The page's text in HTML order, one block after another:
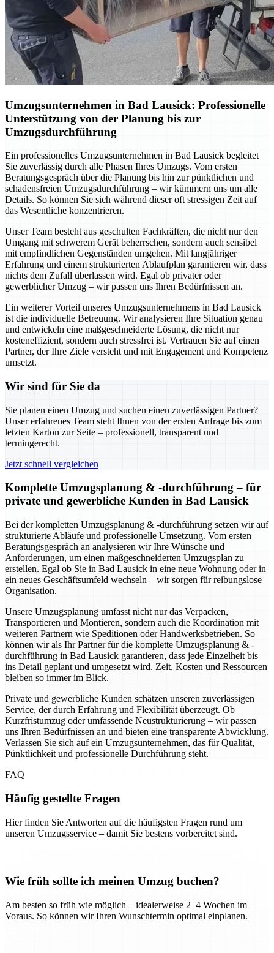
Umzugsunternehmen in Bad Lausick: Professionelle
Unterstützung von der Planung bis zur
Umzugsdurchführung
Ein professionelles Umzugsunternehmen in Bad Lausick begleitet
Sie zuverlässig durch alle Phasen Ihres Umzugs. Vom ersten
Beratungsgespräch über die Planung bis hin zur pünktlichen und
schadensfreien Umzugsdurchführung – wir kümmern uns um alle
Details. So können Sie sich während dieser oft stressigen Zeit auf
das Wesentliche konzentrieren.
Unser Team besteht aus geschulten Fachkräften, die nicht nur den
Umgang mit schwerem Gerät beherrschen, sondern auch sensibel
mit empfindlichen Gegenständen umgehen. Mit langjähriger
Erfahrung und einem strukturierten Ablaufplan garantieren wir, dass
nichts dem Zufall überlassen wird. Egal ob privater oder
gewerblicher Umzug – wir passen uns Ihren Bedürfnissen an.
Ein weiterer Vorteil unseres Umzugsunternehmens in Bad Lausick
ist die individuelle Betreuung. Wir analysieren Ihre Situation genau
und entwickeln eine maßgeschneiderte Lösung, die nicht nur
kosteneffizient, sondern auch stressfrei ist. Vertrauen Sie auf einen
Partner, der Ihre Ziele versteht und mit Engagement und Kompetenz
umsetzt.
Wir sind für Sie da
Sie planen einen Umzug und suchen einen zuverlässigen Partner?
Unser erfahrenes Team steht Ihnen von der ersten Anfrage bis zum
letzten Karton zur Seite – professionell, transparent und
termingerecht.
Jetzt schnell vergleichen
Komplette Umzugsplanung & -durchführung – für
private und gewerbliche Kunden in Bad Lausick
Bei der kompletten Umzugsplanung & -durchführung setzen wir auf
strukturierte Abläufe und professionelle Umsetzung. Vom ersten
Beratungsgespräch an analysieren wir Ihre Wünsche und
Anforderungen, um einen maßgeschneiderten Umzugsplan zu
erstellen. Egal ob Sie in Bad Lausick in eine neue Wohnung oder in
ein neues Geschäftsumfeld wechseln – wir sorgen für reibungslose
Organisation.
Unsere Umzugsplanung umfasst nicht nur das Verpacken,
Transportieren und Montieren, sondern auch die Koordination mit
weiteren Partnern wie Speditionen oder Handwerksbetrieben. So
können wir als Ihr Partner für die komplette Umzugsplanung & -
durchführung in Bad Lausick garantieren, dass jede Einzelheit bis
ins Detail geplant und umgesetzt wird. Zeit, Kosten und Ressourcen
bleiben so immer im Blick.
Private und gewerbliche Kunden schätzen unseren zuverlässigen
Service, der durch Erfahrung und Flexibilität überzeugt. Ob
Kurzfristumzug oder umfassende Neustrukturierung – wir passen
uns Ihren Bedürfnissen an und bieten eine transparente Abwicklung.
Verlassen Sie sich auf ein Umzugsunternehmen, das für Qualität,
Pünktlichkeit und professionelle Durchführung steht.
FAQ
Häufig gestellte Fragen
Hier finden Sie Antworten auf die häufigsten Fragen rund um
unseren Umzugsservice – damit Sie bestens vorbereitet sind.
Wie früh sollte ich meinen Umzug buchen?
Am besten so früh wie möglich – idealerweise 2–4 Wochen im
Voraus. So können wir Ihren Wunschtermin optimal einplanen.